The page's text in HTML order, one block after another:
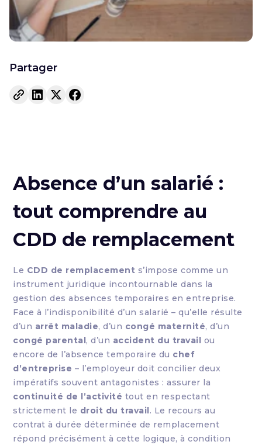
Partager
Absence d’un salarié :
tout comprendre au
CDD de remplacement
Le CDD de remplacement s’impose comme un
instrument juridique incontournable dans la
gestion des absences temporaires en entreprise.
Face à l’indisponibilité d’un salarié – qu’elle résulte
d’un arrêt maladie, d’un congé maternité, d’un
congé parental, d’un accident du travail ou
encore de l’absence temporaire du chef
d’entreprise – l’employeur doit concilier deux
impératifs souvent antagonistes : assurer la
continuité de l’activité tout en respectant
strictement le droit du travail. Le recours au
contrat à durée déterminée de remplacement
répond précisément à cette logique, à condition